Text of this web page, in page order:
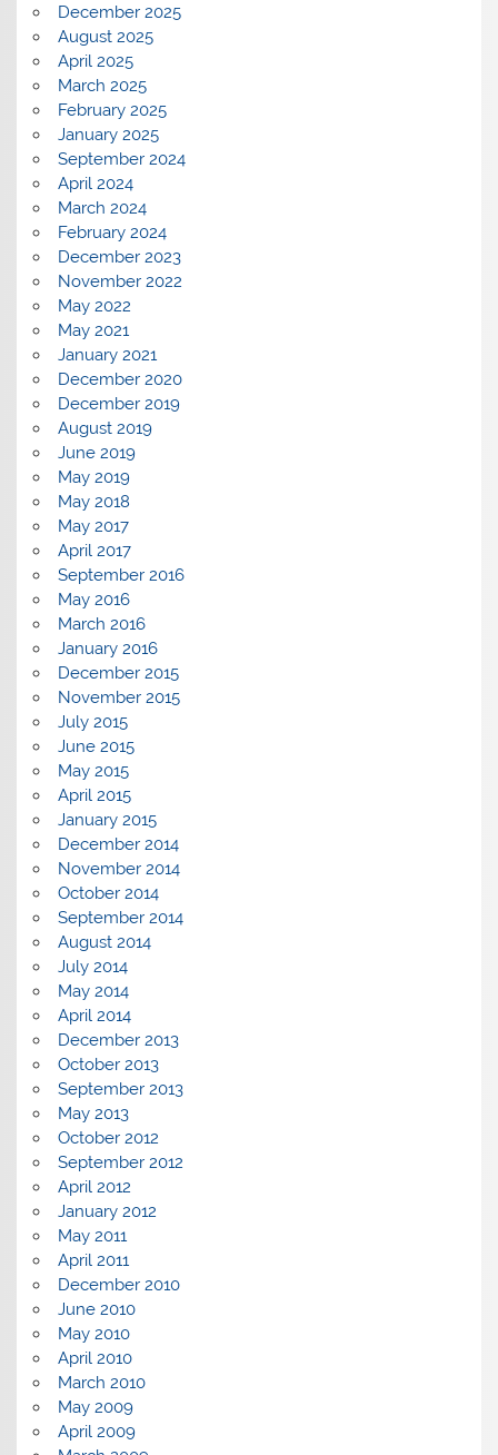
December 2025
August 2025
April 2025
March 2025
February 2025
January 2025
September 2024
April 2024
March 2024
February 2024
December 2023
November 2022
May 2022
May 2021
January 2021
December 2020
December 2019
August 2019
June 2019
May 2019
May 2018
May 2017
April 2017
September 2016
May 2016
March 2016
January 2016
December 2015
November 2015
July 2015
June 2015
May 2015
April 2015
January 2015
December 2014
November 2014
October 2014
September 2014
August 2014
July 2014
May 2014
April 2014
December 2013
October 2013
September 2013
May 2013
October 2012
September 2012
April 2012
January 2012
May 2011
April 2011
December 2010
June 2010
May 2010
April 2010
March 2010
May 2009
April 2009